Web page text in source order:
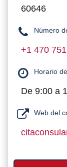
60646
Número
+1 470
Horario
De 9:00 a
Web del